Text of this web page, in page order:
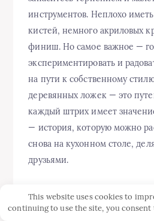
инструментов. Неплохо
кистей, немного акриловых
финиш. Но самое важное —
экспериментировать и
на пути к собственному
деревянных ложек — это
каждый штрих имеет
— история, которую можно
снова на кухонном столе,
друзьями.
This website uses cookies to
continuing to use the site, you consent